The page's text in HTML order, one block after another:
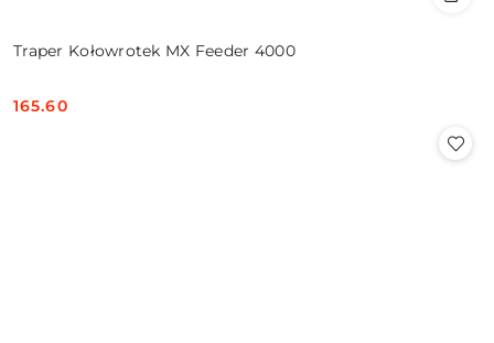
Traper Kołowrotek MX Feeder 4000
Cena:
165.60